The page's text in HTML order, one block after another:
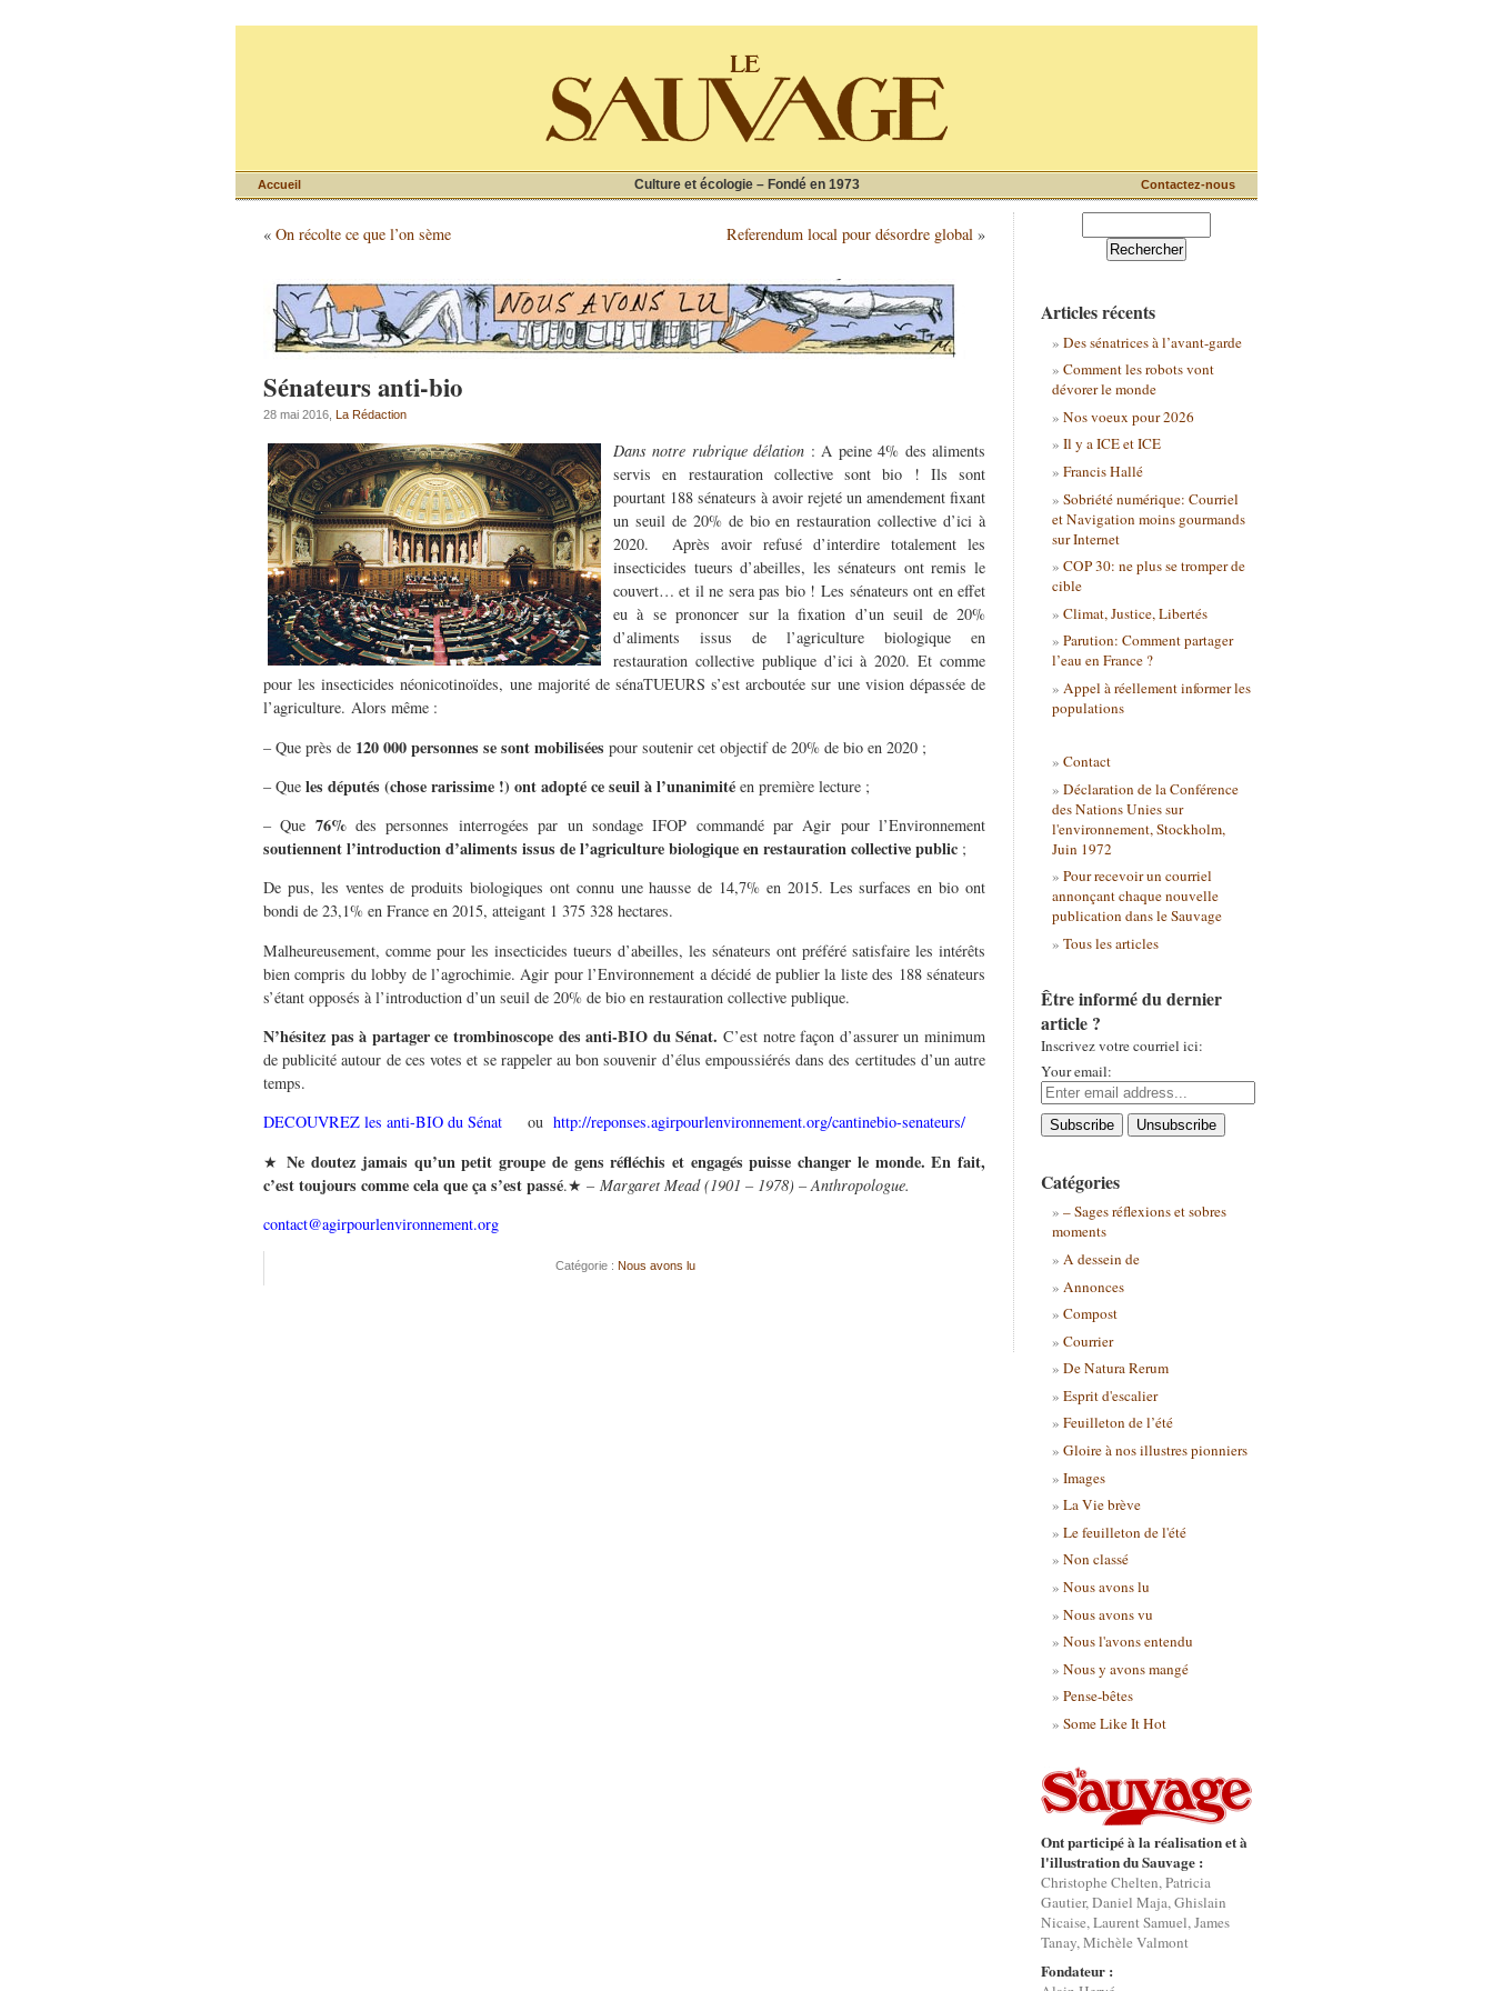
Culture et écologie – Fondé en 1973
Accueil Contactez-nous
« On récolte ce que l’on sème Referendum local pour désordre global »
Sénateurs anti-bio
28 mai 2016, La Rédaction
Dans notre rubrique délation : A peine 4% des aliments
servis en restauration collective sont bio ! Ils sont
pourtant 188 sénateurs à avoir rejeté un amendement fixant
un seuil de 20% de bio en restauration collective d’ici à
2020.
Après avoir refusé d’interdire totalement les
insecticides tueurs d’abeilles, les sénateurs ont remis le
couvert… et il ne sera pas bio ! Les sénateurs ont en effet
eu à se prononcer sur la fixation d’un seuil de 20%
d’aliments issus de l’agriculture biologique en
restauration collective publique d’ici à 2020. Et comme
pour les insecticides néonicotinoïdes, une majorité de sénaTUEURS s’est arcboutée sur une vision dépassée de
l’agriculture. Alors même :
– Que près de 120 000 personnes se sont mobilisées pour soutenir cet objectif de 20% de bio en 2020 ;
– Que les députés (chose rarissime !) ont adopté ce seuil à l’unanimité en première lecture ;
– Que 76%des personnes interrogées par un sondage IFOP commandé par Agir pour l’Environnement
soutiennent l’introduction d’aliments issus de l’agriculture biologique en restauration collective public ;
De pus, les ventes de produits biologiques ont connu une hausse de 14,7% en 2015. Les surfaces en bio ont
bondi de 23,1% en France en 2015, atteigant 1 375 328 hectares.
Malheureusement, comme pour les insecticides tueurs d’abeilles, les sénateurs ont préféré satisfaire les intérêts
bien compris du lobby de l’agrochimie. Agir pour l’Environnement a décidé de publier la liste des 188 sénateurs
s’étant opposés à l’introduction d’un seuil de 20% de bio en restauration collective publique.
N’hésitez pas à partager ce trombinoscope des anti-BIO du Sénat. C’est notre façon d’assurer un minimum
de publicité autour de ces votes et se rappeler au bon souvenir d’élus empoussiérés dans des certitudes d’un autre
temps.
DECOUVREZ les anti-BIO du Sénat ou http://reponses.agirpourlenvironnement.org/cantinebio-senateurs/
★Ne doutez jamais qu’un petit groupe de gens réfléchis et engagés puisse changer le monde. En fait,
c’est toujours comme cela que ça s’est passé.★ – Margaret Mead (1901 – 1978) – Anthropologue.
contact@agirpourlenvironnement.org
Catégorie : Nous avons lu
Articles récents
Des sénatrices à l’avant-garde
Comment les robots vont
dévorer le monde
Nos voeux pour 2026
Il y a ICE et ICE
Francis Hallé
Sobriété numérique: Courriel
et Navigation moins gourmands
sur Internet
COP 30: ne plus se tromper de
cible
Climat, Justice, Libertés
Parution: Comment partager
l’eau en France ?
Appel à réellement informer les
populations
Contact
Déclaration de la Conférence
des Nations Unies sur
l'environnement, Stockholm,
Juin 1972
Pour recevoir un courriel
annonçant chaque nouvelle
publication dans le Sauvage
Tous les articles
Être informé du dernier
article ?
Inscrivez votre courriel ici:
Your email:
Catégories
– Sages réflexions et sobres
moments
A dessein de
Annonces
Compost
Courrier
De Natura Rerum
Esprit d'escalier
Feuilleton de l’été
Gloire à nos illustres pionniers
Images
La Vie brève
Le feuilleton de l'été
Non classé
Nous avons lu
Nous avons vu
Nous l'avons entendu
Nous y avons mangé
Pense-bêtes
Some Like It Hot
Ont participé à la réalisation et à
l'illustration du Sauvage :
Christophe Chelten, Patricia
Gautier, Daniel Maja, Ghislain
Nicaise, Laurent Samuel, James
Tanay, Michèle Valmont
Fondateur :